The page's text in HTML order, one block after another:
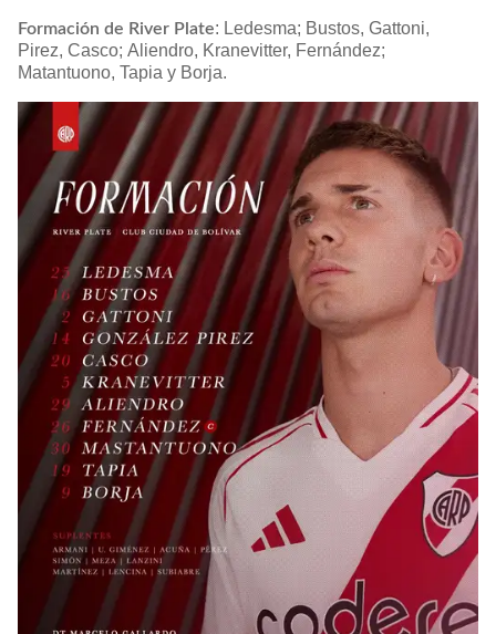
Formación de River Plate: Ledesma; Bustos, Gattoni,
Pirez, Casco; Aliendro, Kranevitter, Fernández;
Matantuono, Tapia y Borja.